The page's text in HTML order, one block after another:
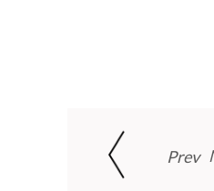
Prev